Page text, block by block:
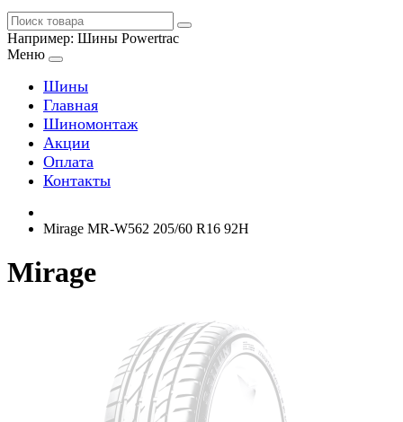
Например: Шины Powertrac
Меню
Шины
Главная
Шиномонтаж
Акции
Оплата
Контакты
Mirage MR-W562 205/60 R16 92H
Mirage